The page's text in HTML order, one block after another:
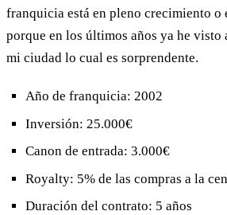
franquicia está en pleno crecimiento o
porque en los últimos años ya he visto
mi ciudad lo cual es sorprendente.
Año de franquicia: 2002
Inversión: 25.000€
Canon de entrada: 3.000€
Royalty: 5% de las compras a la
Duración del contrato: 5 años